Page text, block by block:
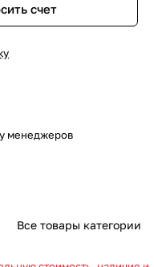
счет
менеджеров
Все товары категории